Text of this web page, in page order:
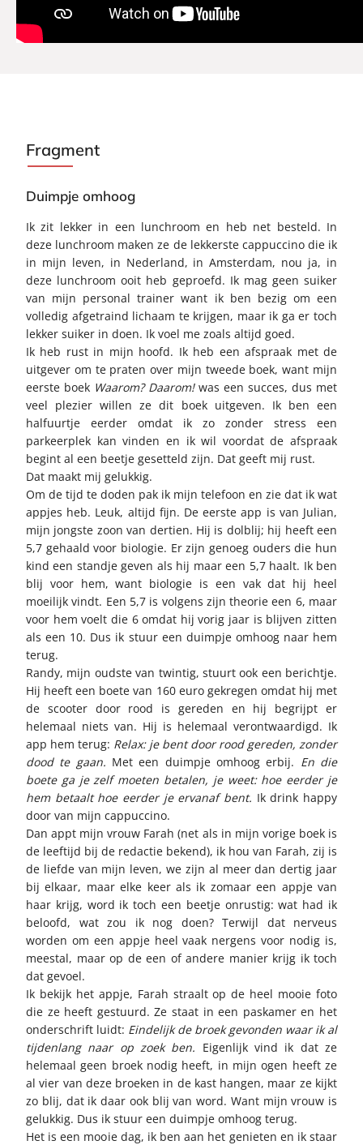
Fragment
Duimpje omhoog
Ik zit lekker in een lunchroom en heb net besteld. In
deze lunchroom maken ze de lekkerste cappuccino die ik
in mijn leven, in Nederland, in Amsterdam, nou ja, in
deze lunchroom ooit heb geproefd. Ik mag geen suiker
van mijn personal trainer want ik ben bezig om een
volledig afgetraind lichaam te krijgen, maar ik ga er toch
lekker suiker in doen. Ik voel me zoals altijd goed.
Ik heb rust in mijn hoofd. Ik heb een afspraak met de
uitgever om te praten over mijn tweede boek, want mijn
eerste boek Waarom? Daarom!was een succes, dus met
veel plezier willen ze dit boek uitgeven. Ik ben een
halfuurtje eerder omdat ik zo zonder stress een
parkeerplek kan vinden en ik wil voordat de afspraak
begint al een beetje gesetteld zijn. Dat geeft mij rust.
Dat maakt mij gelukkig.
Om de tijd te doden pak ik mijn telefoon en zie dat ik wat
appjes heb. Leuk, altijd fijn. De eerste app is van Julian,
mijn jongste zoon van dertien. Hij is dolblij; hij heeft een
5,7 gehaald voor biologie. Er zijn genoeg ouders die hun
kind een standje geven als hij maar een 5,7 haalt. Ik ben
blij voor hem, want biologie is een vak dat hij heel
moeilijk vindt. Een 5,7 is volgens zijn theorie een 6, maar
voor hem voelt die 6 omdat hij vorig jaar is blijven zitten
als een 10. Dus ik stuur een duimpje omhoog naar hem
terug.
Randy, mijn oudste van twintig, stuurt ook een berichtje.
Hij heeft een boete van 160 euro gekregen omdat hij met
de scooter door rood is gereden en hij begrijpt er
helemaal niets van. Hij is helemaal verontwaardigd. Ik
app hem terug: Relax: je bentdoor rood gereden, zonder
dood te gaan. Met een duimpje omhoog erbij. En die
boete ga je zelf moeten betalen, je weet: hoe eerder je
hem betaalt hoe eerder je ervanaf bent. Ik drink happy
door van mijn cappuccino.
Dan appt mijn vrouw Farah (net als in mijn vorige boek is
de leeftijd bij de redactie bekend), ik hou van Farah, zij is
de liefde van mijn leven, we zijn al meer dan dertig jaar
bij elkaar, maar elke keer als ik zomaar een appje van
haar krijg, word ik toch een beetje onrustig: wat had ik
beloofd, wat zou ik nog doen? Terwijl dat nerveus
worden om een appje heel vaak nergens voor nodig is,
meestal, maar op de een of andere manier krijg ik toch
dat gevoel.
Ik bekijk het appje, Farah straalt op de heel mooie foto
die ze heeft gestuurd. Ze staat in een paskamer en het
onderschrift luidt: Eindelijk de broek gevonden waar ik al
tijdenlang naar op zoek ben. Eigenlijk vind ik dat ze
helemaal geen broek nodig heeft, in mijn ogen heeft ze
al vier van deze broeken in de kast hangen, maar ze kijkt
zo blij, dat ik daar ook blij van word. Want mijn vrouw is
gelukkig. Dus ik stuur een duimpje omhoog terug.
Het is een mooie dag, ik ben aan het genieten en ik staar